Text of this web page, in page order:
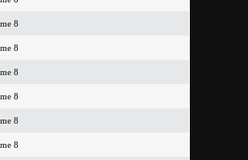
8
8
8
8
8
8